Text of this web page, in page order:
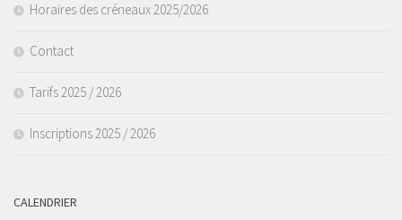
Horaires des créneaux 2025/2026
Contact
Tarifs 2025 / 2026
Inscriptions 2025 / 2026
CALENDRIER